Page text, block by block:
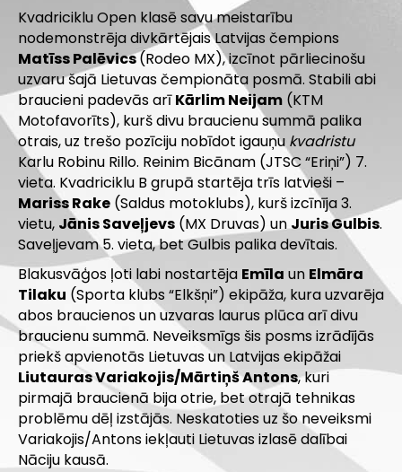
Kvadriciklu Open klasē savu meistarību
nodemonstrēja divkārtējais Latvijas čempions
Matīss Palēvics(Rodeo MX), izcīnot pārliecinošu
uzvaru šajā Lietuvas čempionāta posmā. Stabili abi
braucieni padevās arīKārlim Neijam (KTM
Motofavorīts), kurš divu braucienu summā palika
otrais, uz trešo pozīciju nobīdot igauņu kvadristu
Karlu Robinu Rillo. Reinim Bicānam (JTSC “Eriņi”) 7.
vieta. Kvadriciklu B grupā startēja trīs latvieši –
Mariss Rake (Saldus motoklubs), kurš izcīnīja 3.
vietu, Jānis Saveļjevs (MX Druvas) unJuris Gulbis.
Saveļjevam 5. vieta, bet Gulbis palika devītais.
Blakusvāģos ļoti labi nostartēja Emīla un Elmāra
Tilaku (Sporta klubs “Elkšņi”) ekipāža, kura uzvarēja
abos braucienos un uzvaras laurus plūca arī divu
braucienu summā. Neveiksmīgs šis posms izrādījās
priekš apvienotās Lietuvas un Latvijas ekipāžai
Liutauras Variakojis/Mārtiņš Antons, kuri
pirmajā braucienā bija otrie, bet otrajā tehnikas
problēmu dēļ izstājās. Neskatoties uz šo neveiksmi
Variakojis/Antons iekļauti Lietuvas izlasē dalībai
Nāciju kausā.